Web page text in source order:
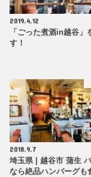
2019.4.12
「ごった煮酒in越谷」
す！
2018.9.7
埼玉県 | 越谷市 蒲生
なら絶品ハンバーグも